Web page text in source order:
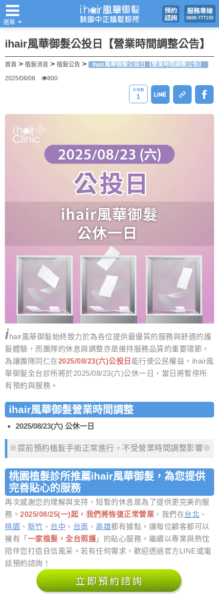
選單
ihair風華御髮公投日【營業時間調整公告】
首頁 > 植髮消息 > 植髮公告 >
ihair風華御髮公投日【營業時間調整公告】
2025/08/08
800
1
ihair風華御髮始終致力於為各位提供最優質的服務與舒適的護
髮體驗，而團隊的休息與調整亦是維持服務品質的重要環節。
為讓團隊同仁在2025/08/23(六)公投日 能行使公民權益，ihair風
華御髮全台診所將於2025/08/23(六)公休一日，當日將暫停所
有預約與服務。
ihair風華御髮營業時間調整
2025/08/23(六) 公休一日
※提前預約植髮手術正常進行，不受營業時間調整影響※
桃園植髮診所推薦ihair風華御髮，為您提供
完善貼心的服務
再次感謝您的理解與支持，短暫的休息是為了提供更完美的服
務。 2025/08/25(一)起，我們將恢復正常營業 ，我們在台北 、
桃園 、 新竹 、 台中 、 台南 、 高雄都有據點，讓每位顧客都可以
擁有「 一家植髮，全台照護 」的貼心服務。繼續以專業與熱忱
陪伴您打造自信風采。若有任何需求，歡迎透過官方LINE或電
話預約諮詢！